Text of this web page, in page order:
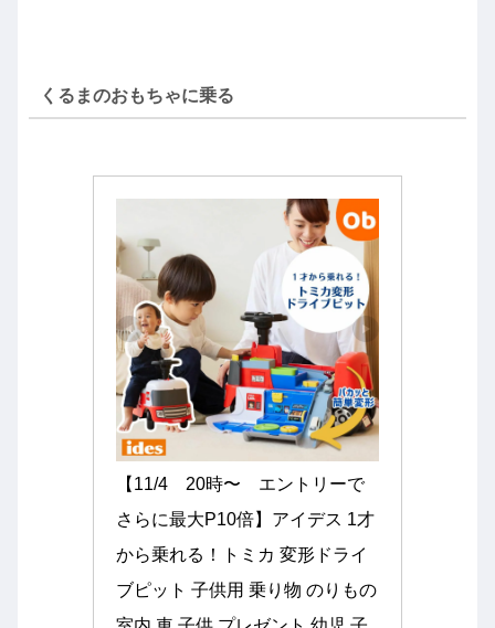
くるまのおもちゃに乗る
【11/4　20時〜　エントリーで
さらに最大P10倍】アイデス 1才
から乗れる！トミカ 変形ドライ
ブピット 子供用 乗り物 のりもの